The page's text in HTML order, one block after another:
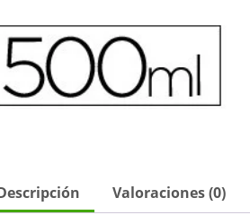
Valoraciones (0)